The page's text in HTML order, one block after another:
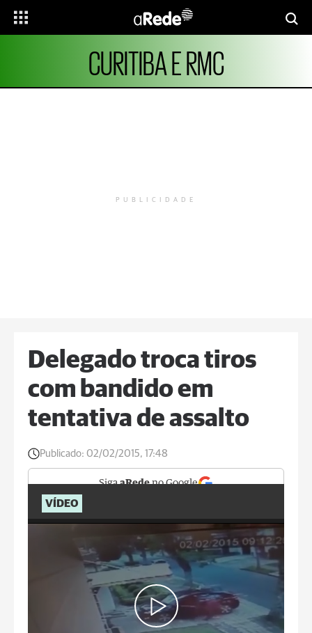
CURITIBA E RMC
PUBLICIDADE
Delegado troca tiros
com bandido em
tentativa de assalto
Publicado: 02/02/2015, 17:48
SigaaRedeno Google
VÍDEO